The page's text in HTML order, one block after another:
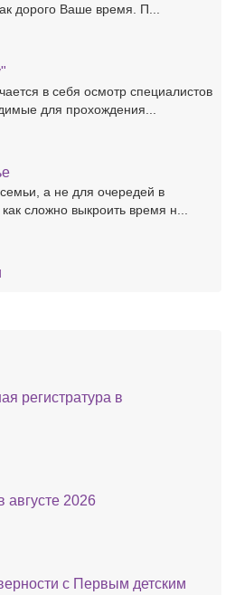
дорого Ваше время. П...
в себя осмотр специалистов
для прохождения...
а не для очередей в
сложно выкроить время н...
регистратура в
августе 2026
с Первым детским